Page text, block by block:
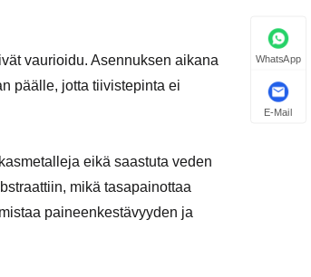
vaurioidu. Asennuksen aikana
päälle, jotta tiivistepinta ei
eikä saastuta veden
mikä tasapainottaa
paineenkestävyyden ja
WhatsApp
E-Mail